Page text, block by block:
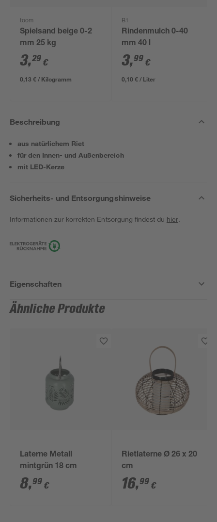
toom
Spielsand beige 0-2
mm 25 kg
3,29 €
0,13 € / Kilogramm
B1
Rindenmulch 0-40
mm 40 l
3,99 €
0,10 € / Liter
Beschreibung
aus natürlichem Riet
für den Innen- und Außenbereich
mit LED-Kerze
Sicherheits- und Entsorgungshinweise
Informationen zur korrekten Entsorgung findest du hier.
Eigenschaften
Ähnliche Produkte
Laterne Metall
mintgrün 18 cm
8,99 €
Rietlaterne Ø 26 x 20
cm
16,99 €